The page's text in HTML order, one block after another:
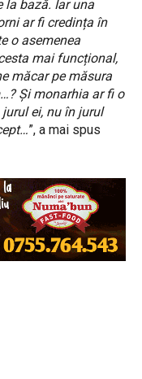
la bază. Iar una
ar fi credința în
o asemenea
mai funcțional,
măcar pe măsura
Și monarhia ar fi o
ei, nu în jurul
”, a mai spus